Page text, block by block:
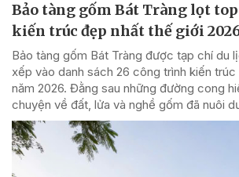
Bảo tàng gốm Bát Tràng lọt
kiến trúc đẹp nhất thế giới
Bảo tàng gốm Bát Tràng được tạp chí du
xếp vào danh sách 26 công trình kiến
năm 2026. Đằng sau những đường cong
chuyện về đất, lửa và nghề gốm đã nuôi